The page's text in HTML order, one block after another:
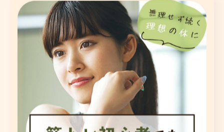
静岡市で始める筋トレの習慣
< 前のページ 一覧に戻る
関連タグ